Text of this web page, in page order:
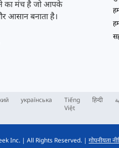
का मंच है जो आपके
आसान बनाता है।
українська
Tiếng
Việt
हिन्दी
Inc. | All Rights Reserved. | गोपनीयता